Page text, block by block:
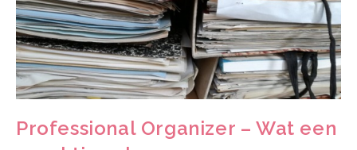
Professional Organizer – Wat een